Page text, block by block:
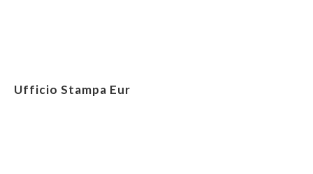
Ufficio Stampa Eur